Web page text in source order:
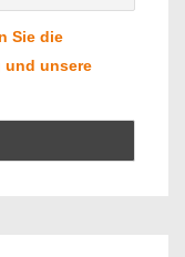
Sie die
und unsere